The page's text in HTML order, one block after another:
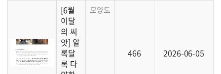
[6월
이달
의 씨
앗] 알
록달
록 다
모양도 색도 맛도 다른, 다양한 '토종동부'
466 2026-06-05